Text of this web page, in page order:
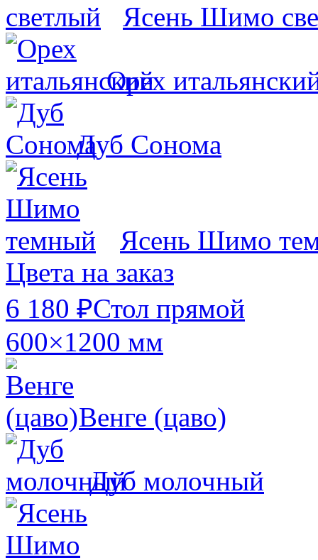
Ясень Шимо
Орех
Дуб Сонома
Ясень Шимо
Цвета на заказ
6 180 ₽Стол прямой
600×1200 мм
Венге (цаво)
Дуб молочный